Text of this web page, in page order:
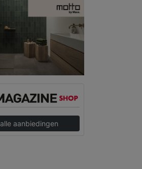
aanbiedingen